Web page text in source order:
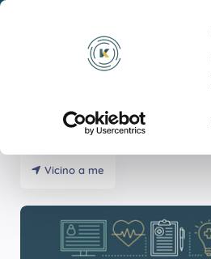
Risultati PerCUTROFIANO
Vicino a me